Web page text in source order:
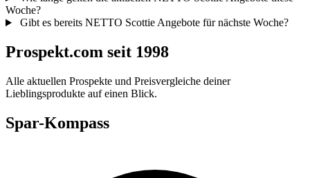
Woche?
Gibt es bereits NETTO Scottie Angebote für nächste Woche?
Prospekt.com seit 1998
Alle aktuellen Prospekte und Preisvergleiche deiner
Lieblingsprodukte auf einen Blick.
Spar-Kompass